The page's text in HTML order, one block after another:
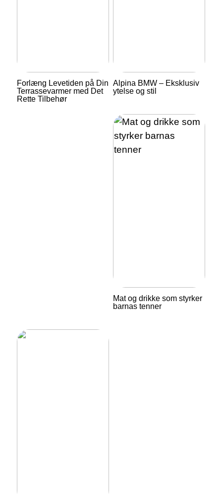
Forlæng Levetiden på Din
Terrassevarmer med Det
Rette Tilbehør
Alpina BMW – Eksklusiv
ytelse og stil
Mat og drikke som styrker
barnas tenner